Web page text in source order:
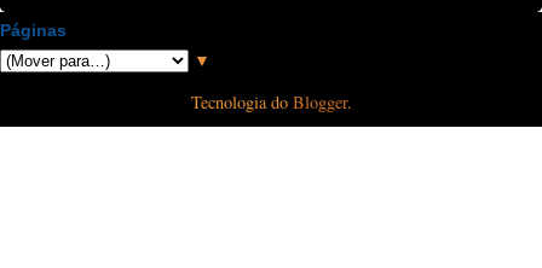
Páginas
▼
Tecnologia do Blogger.